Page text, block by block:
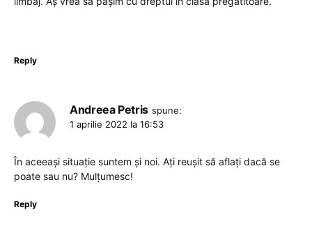
Reply
Andreea Petris spune:
1 aprilie 2022 la 16:53
În aceeași situație suntem și noi. Ați reușit să aflați dacă se
poate sau nu? Mulțumesc!
Reply